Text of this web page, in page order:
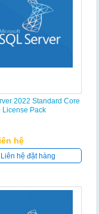
2022 Standard Core
License Pack
hệ
Liên hệ đặt hàng